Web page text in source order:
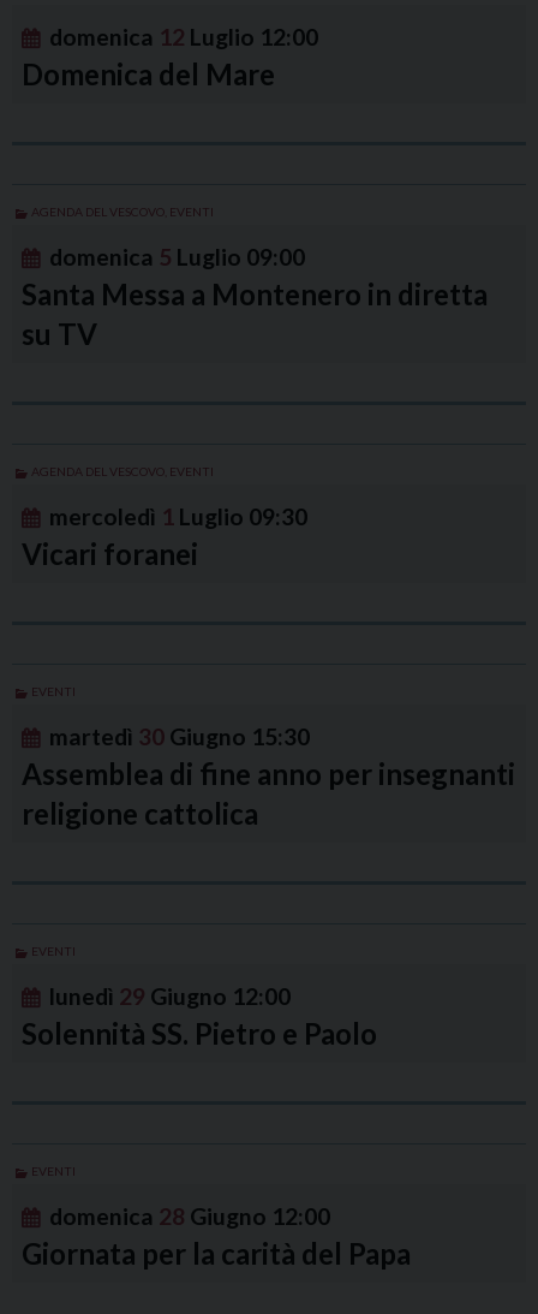
domenica 12 Luglio 12:00
Domenica del Mare
AGENDA DEL VESCOVO EVENTI
domenica 5 Luglio 09:00
Santa Messa a Montenero in diretta
su TV
AGENDA DEL VESCOVO EVENTI
mercoledì 1 Luglio 09:30
Vicari foranei
EVENTI
martedì 30 Giugno 15:30
Assemblea di fine anno per insegnanti
religione cattolica
EVENTI
lunedì 29 Giugno 12:00
Solennità SS. Pietro e Paolo
EVENTI
domenica 28 Giugno 12:00
Giornata per la carità del Papa